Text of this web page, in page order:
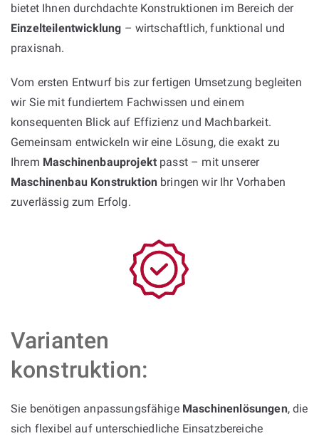
bietet Ihnen durchdachte Konstruktionen im Bereich der
Einzelteilentwicklung – wirtschaftlich, funktional und
praxisnah.
Vom ersten Entwurf bis zur fertigen Umsetzung begleiten
wir Sie mit fundiertem Fachwissen und einem
konsequenten Blick auf Effizienz und Machbarkeit.
Gemeinsam entwickeln wir eine Lösung, die exakt zu
Ihrem Maschinenbauprojekt passt – mit unserer
Maschinenbau Konstruktion bringen wir Ihr Vorhaben
zuverlässig zum Erfolg.
Varianten
konstruktion:
Sie benötigen anpassungsfähige Maschinenlösungen, die
sich flexibel auf unterschiedliche Einsatzbereiche